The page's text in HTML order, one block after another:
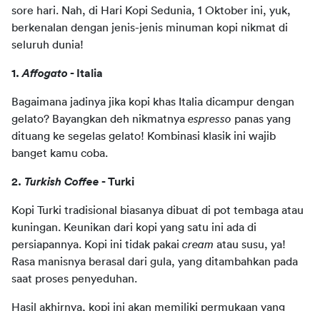
sore hari. Nah, di Hari Kopi Sedunia, 1 Oktober ini, yuk,
berkenalan dengan jenis-jenis minuman kopi nikmat di
seluruh dunia!
1. Affogato - Italia
Bagaimana jadinya jika kopi khas Italia dicampur dengan
gelato? Bayangkan deh nikmatnya espresso panas yang
dituang ke segelas gelato! Kombinasi klasik ini wajib
banget kamu coba.
2. Turkish Coffee - Turki
Kopi Turki tradisional biasanya dibuat di pot tembaga atau
kuningan. Keunikan dari kopi yang satu ini ada di
persiapannya. Kopi ini tidak pakai cream atau susu, ya!
Rasa manisnya berasal dari gula, yang ditambahkan pada
saat proses penyeduhan.